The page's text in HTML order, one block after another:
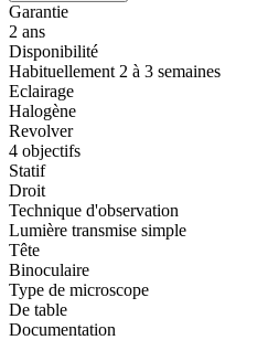
Garantie
2 ans
Disponibilité
Habituellement 2 à 3 semaines
Eclairage
Halogène
Revolver
4 objectifs
Statif
Droit
Technique d'observation
Lumière transmise simple
Tête
Binoculaire
Type de microscope
De table
Documentation